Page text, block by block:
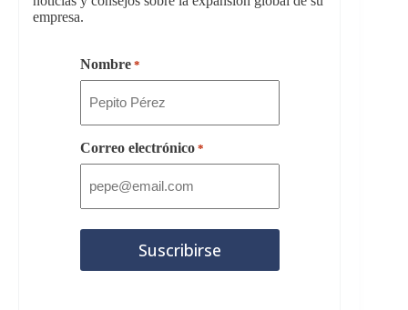
empresa.
Nombre *
Correo electrónico *